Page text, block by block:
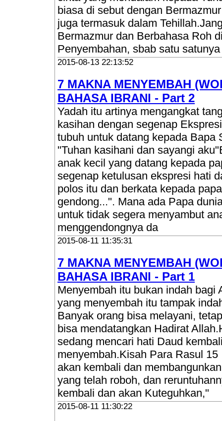
biasa di sebut dengan
juga termasuk dalam
Bermazmur dan Berbahasa Roh
Penyembahan, sbab satu
2015-08-13 22:13:52
7 MAKNA MENYEMBAH
BAHASA IBRANI - Part 2
Yadah itu artinya mengangkat
kasihan dengan segenap
tubuh untuk datang kepada Bapa
"Tuhan kasihani dan sayangi
anak kecil yang datang kepada
segenap ketulusan ekspresi hati
polos itu dan berkata kepada
gendong...". Mana ada Papa
untuk tidak segera menyambut
menggendongnya da
2015-08-11 11:35:31
7 MAKNA MENYEMBAH
BAHASA IBRANI - Part 1
Menyembah itu bukan indah bagi
yang menyembah itu tampak
Banyak orang bisa melayani,
bisa mendatangkan Hadirat
sedang mencari hati Daud
menyembah.Kisah Para Rasul
akan kembali dan
yang telah roboh, dan
kembali dan akan Kuteguhkan,"
2015-08-11 11:30:22